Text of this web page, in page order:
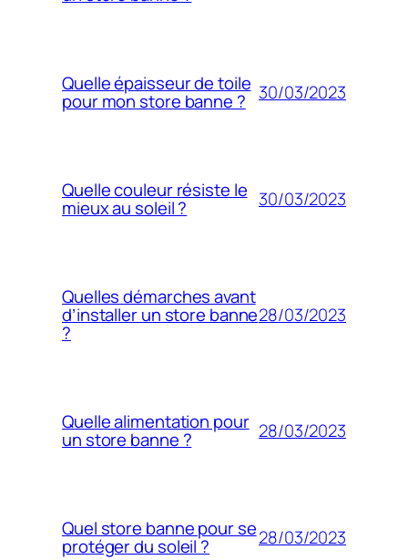
Quelle épaisseur de toile
pour mon store banne ? 30/03/2023
Quelle couleur résiste le
mieux au soleil ? 30/03/2023
Quelles démarches avant
d’installer un store banne
?
28/03/2023
Quelle alimentation pour
un store banne ? 28/03/2023
Quel store banne pour se
protéger du soleil ? 28/03/2023